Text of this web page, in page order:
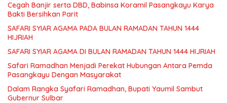
Cegah Banjir serta DBD, Babinsa Koramil Pasangkayu Karya
Bakti Bersihkan Parit
SAFARI SYIAR AGAMA PADA BULAN RAMADAN TAHUN 1444
HIJRIAH
SAFARI SYIAR AGAMA DI BULAN RAMADAN TAHUN 1444 HIJRIAH
Safari Ramadhan Menjadi Perekat Hubungan Antara Pemda
Pasangkayu Dengan Masyarakat
Dalam Rangka Syafari Ramadhan, Bupati Yaumil Sambut
Gubernur Sulbar